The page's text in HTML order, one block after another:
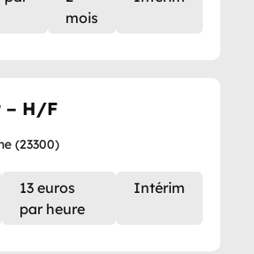
mois
– H/F
(23300)
13 euros
par heure
Intérim